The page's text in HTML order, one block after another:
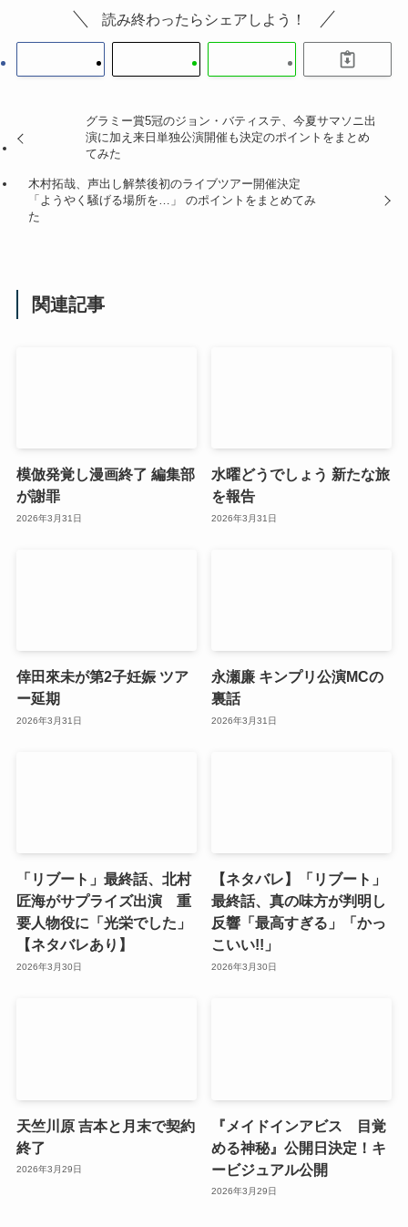
読み終わったらシェアしよう！
グラミー賞5冠のジョン・バティステ、今夏サマソニ出
演に加え来日単独公演開催も決定のポイントをまとめ
てみた
木村拓哉、声出し解禁後初のライブツアー開催決定
「ようやく騒げる場所を…」 のポイントをまとめてみ
た
関連記事
模倣発覚し漫画終了 編集部
が謝罪
2026年3月31日
水曜どうでしょう 新たな旅
を報告
2026年3月31日
倖田來未が第2子妊娠 ツア
ー延期
2026年3月31日
永瀬廉 キンプリ公演MCの
裏話
2026年3月31日
「リブート」最終話、北村
匠海がサプライズ出演 重
要人物役に「光栄でした」
【ネタバレあり】
2026年3月30日
【ネタバレ】「リブート」
最終話、真の味方が判明し
反響「最高すぎる」「かっ
こいい!!」
2026年3月30日
天竺川原 吉本と月末で契約
終了
2026年3月29日
『メイドインアビス 目覚
める神秘』公開日決定！キ
ービジュアル公開
2026年3月29日